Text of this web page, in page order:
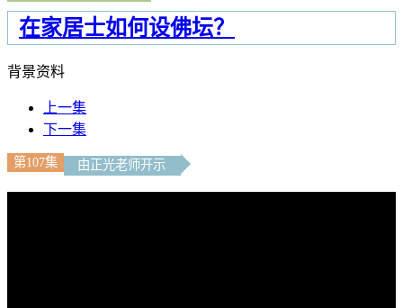
在家居士如何设佛坛？
背景资料
上一集
下一集
第107集 由正光老师开示